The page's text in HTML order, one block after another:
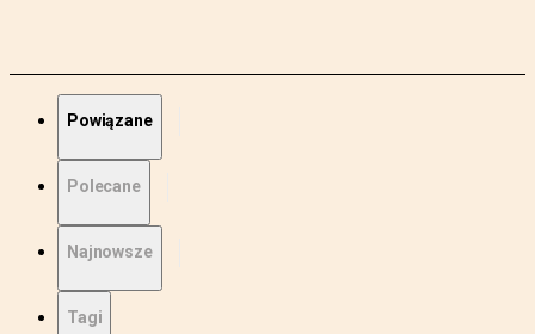
Powiązane
Polecane
Najnowsze
Tagi